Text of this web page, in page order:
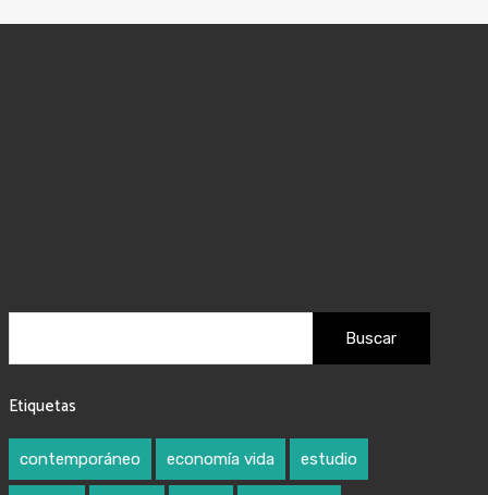
Etiquetas
contemporáneo economía vida estudio